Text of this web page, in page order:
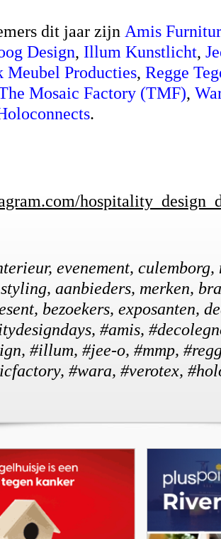
dit jaar zijn Amis
Design, Illum Kunstlicht,
Meubel Producties, Regge
Mosaic Factory (TMF),
.
evenement, culemborg,
aanbieders, merken,
bezoekers, exposanten,
#amis,
#illum, #jee-o, #mmp,
#wara, #verotex,